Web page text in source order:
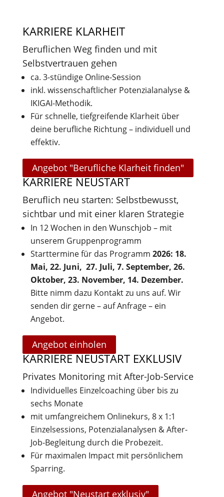
KARRIERE KLARHEIT
Beruflichen Weg finden und mit
Selbstvertrauen gehen
ca. 3-stündige Online-Session
inkl. wissenschaftlicher Potenzialanalyse &
IKIGAI-Methodik.
Für schnelle, tiefgreifende Klarheit über
deine berufliche Richtung – individuell und
effektiv.
Angebot "Berufliche Klarheit finden"
KARRIERE NEUSTART
Beruflich neu starten: Selbstbewusst,
sichtbar und mit einer klaren Strategie
In 12 Wochen in den Wunschjob – mit
unserem Gruppenprogramm
Starttermine für das Programm 2026: 18.
Mai, 22. Juni, 27. Juli, 7. September, 26.
Oktober, 23. November, 14. Dezember.
Bitte nimm dazu Kontakt zu uns auf. Wir
senden dir gerne – auf Anfrage – ein
Angebot.
Angebot einholen
KARRIERE NEUSTART EXKLUSIV
Privates Monitoring mit After-Job-Service
Individuelles Einzelcoaching über bis zu
sechs Monate
mit umfangreichem Onlinekurs, 8 x 1:1
Einzelsessions, Potenzialanalysen & After-
Job-Begleitung durch die Probezeit.
Für maximalen Impact mit persönlichem
Sparring.
Angebot "Neustart exklusiv"